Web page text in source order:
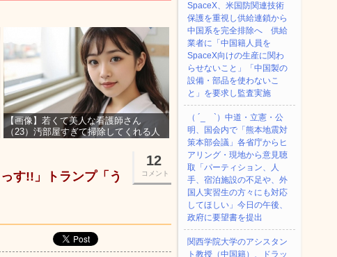
【画像】若くて美人な看護師さん
（23）汚部屋すぎて掃除してくれる人
12
コメント
す!!」トランプ「う
SpaceX、米国防関連技術
保護を重視し供給連鎖から
中国系を完全排除へ 供給
業者に「中国籍人員を
SpaceX向けの生産に関わ
らせないこと」「中国製の
設備・部品を使わないこ
と」を要求し監査実施
（ ´_ゝ`）中道・立憲・公
明、国会内で「熊本地震対
策本部会議」各省庁からヒ
アリング・現地から意見聴
取「パーティション、人
手、宿泊施設の不足や、外
国人実習生の方々にも対応
してほしい」今日の午後、
政府に要望書を提出
関西学院大学のアシスタン
ト教授（中国籍）、ドラッ